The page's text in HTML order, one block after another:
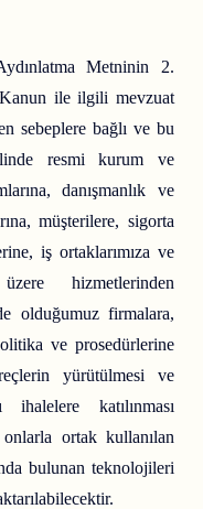
Metninin 2.
Kanun ile ilgili mevzuat
sebeplere bağlı ve bu
resmi kurum ve
danışmanlık ve
müşterilere, sigorta
iş ortaklarımıza ve
hizmetlerinden
olduğumuz firmalara,
ve prosedürlerine
yürütülmesi ve
katılınması
ortak kullanılan
bulunan teknolojileri